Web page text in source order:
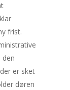
frist.
den
er sket
døren